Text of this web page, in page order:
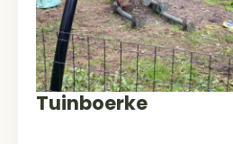
Tuinboerke